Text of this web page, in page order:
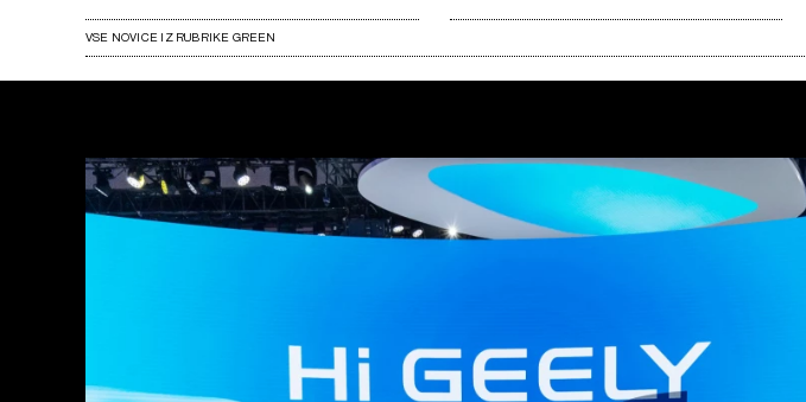
VSE NOVICE IZ RUBRIKE GREEN